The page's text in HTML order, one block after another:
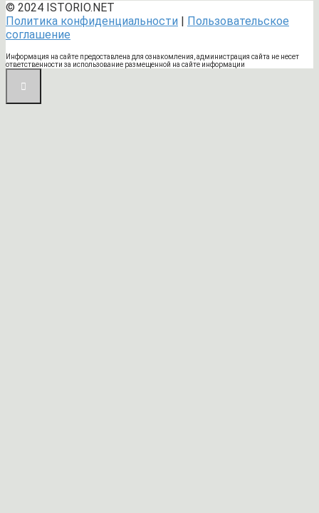
© 2024 ISTORIO.NET
Политика конфиденциальности
Пользовательское
соглашение
Информация на сайте предоставлена для ознакомления, администрация сайта не несет
ответственности за использование размещенной на сайте информации